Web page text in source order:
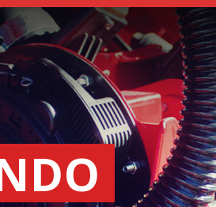
DE